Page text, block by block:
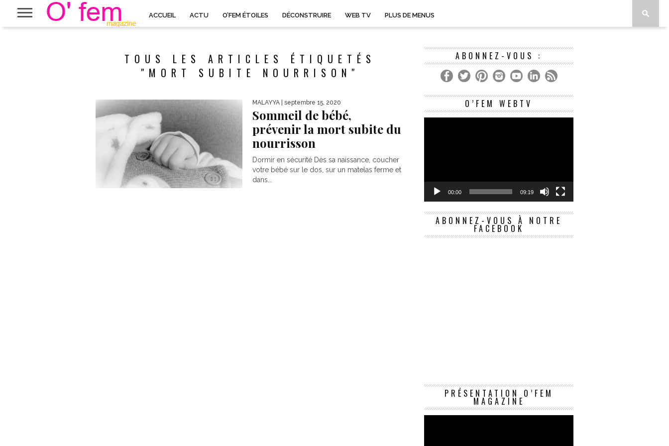
ACCUEIL ACTU O’FEM ÉTOILES DÉCONSTRUIRE WEB TV PLUS DE MENUS
TOUS LES ARTICLES ÉTIQUETÉS
"MORT SUBITE NOURRISON"
MALAYYA | septembre 15, 2020
Sommeil de bébé,
prévenir la mort subite du
nourrisson
Dormir en sécurité Dès sa naissance, coucher
votre bébé sur le dos, sur un matelas ferme et
dans...
ABONNEZ-VOUS :
O’FEM WEBTV
Lecteur
00:00 09:19
ABONNEZ-VOUS À NOTRE
FACEBOOK
PRÉSENTATION O’FEM
MAGAZINE
Lecteur